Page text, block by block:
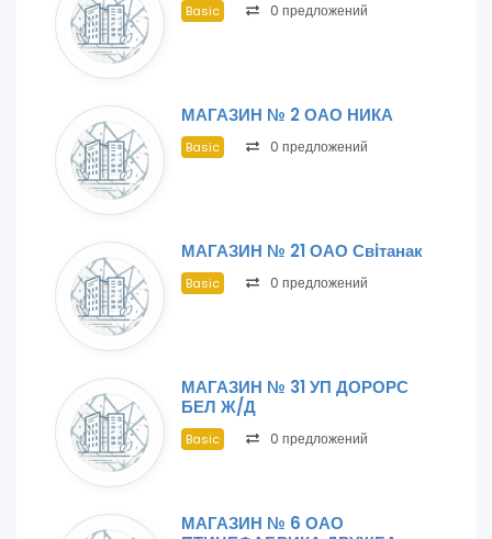
Basic 0 предложений
МАГАЗИН № 2 ОАО НИКА
Basic 0 предложений
МАГАЗИН № 21 ОАО Свiтанак
Basic 0 предложений
МАГАЗИН № 31 УП ДОРОРС
БЕЛ Ж/Д
Basic 0 предложений
МАГАЗИН № 6 ОАО